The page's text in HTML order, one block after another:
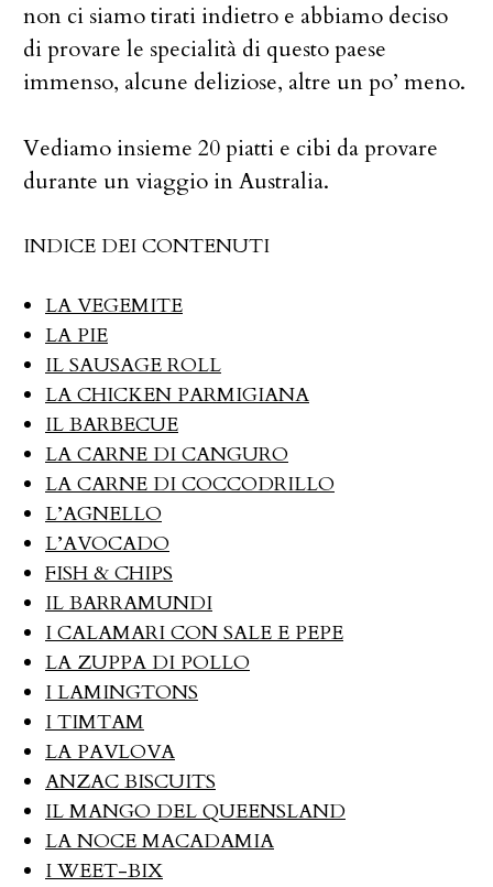
non ci siamo tirati indietro e abbiamo deciso
di provare le specialità di questo paese
immenso, alcune deliziose, altre un po’ meno.
Vediamo insieme 20 piatti e cibi da provare
durante un viaggio in Australia.
INDICE DEI CONTENUTI
LA VEGEMITE
LA PIE
IL SAUSAGE ROLL
LA CHICKEN PARMIGIANA
IL BARBECUE
LA CARNE DI CANGURO
LA CARNE DI COCCODRILLO
L’AGNELLO
L’AVOCADO
FISH & CHIPS
IL BARRAMUNDI
I CALAMARI CON SALE E PEPE
LA ZUPPA DI POLLO
I LAMINGTONS
I TIMTAM
LA PAVLOVA
ANZAC BISCUITS
IL MANGO DEL QUEENSLAND
LA NOCE MACADAMIA
I WEET-BIX